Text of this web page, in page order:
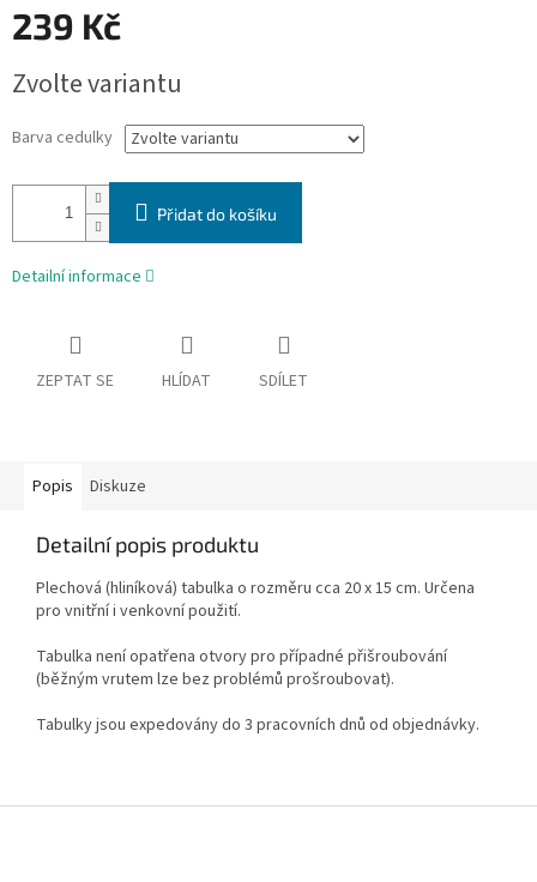
239 Kč
cena:
Zvolte variantu
Barva cedulky
Přidat do košíku
Detailní informace
ZEPTAT SE HLÍDAT SDÍLET
Popis Diskuze
Detailní popis produktu
Plechová (hliníková) tabulka o rozměru cca 20 x 15 cm. Určena
pro vnitřní i venkovní použití.
Tabulka není opatřena otvory pro případné přišroubování
(běžným vrutem lze bez problémů prošroubovat).
Tabulky jsou expedovány do 3 pracovních dnů od objednávky.